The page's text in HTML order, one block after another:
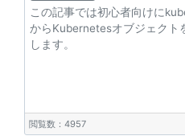
この記事では初心者向けに
からKubernetesオブジェクト
します。
閲覧数：4957